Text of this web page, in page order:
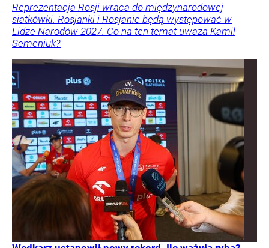
Reprezentacja Rosji wraca do międzynarodowej
siatkówki. Rosjanki i Rosjanie będą występować w
Lidze Narodów 2027. Co na ten temat uważa Kamil
Semeniuk?